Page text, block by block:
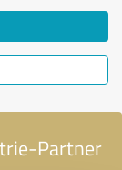
Partner